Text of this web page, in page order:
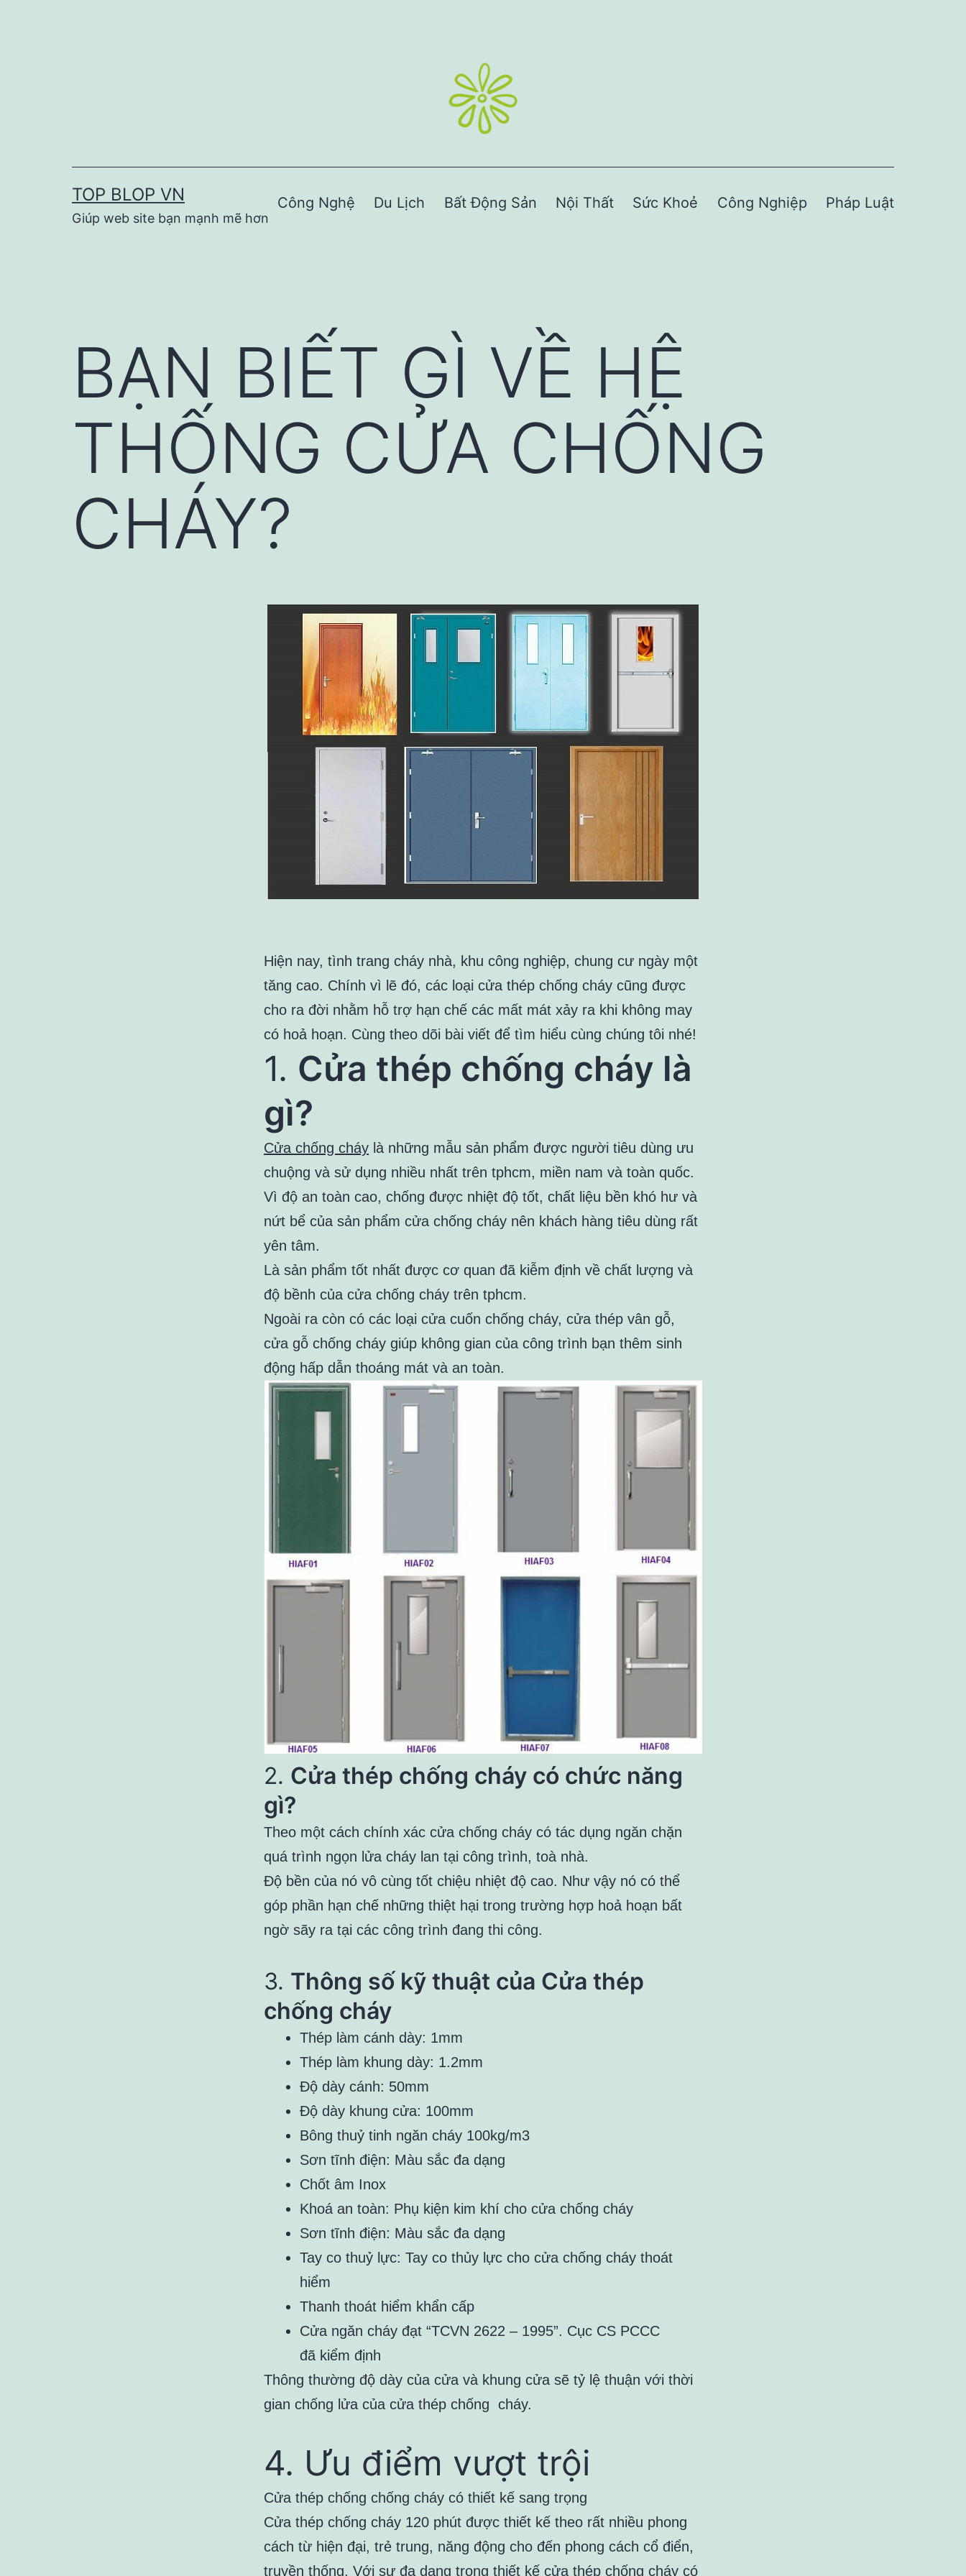
TOP BLOP VN
Giúp web site bạn mạnh mẽ hơn
Công Nghệ Du Lịch Bất Động Sản Nội Thất Sức Khoẻ Công Nghiệp Pháp Luật
BẠN BIẾT GÌ VỀ HỆ
THỐNG CỬA CHỐNG
CHÁY?
Hiện nay, tình trang cháy nhà, khu công nghiệp, chung cư ngày một
tăng cao. Chính vì lẽ đó, các loại cửa thép chống cháy cũng được
cho ra đời nhằm hỗ trợ hạn chế các mất mát xảy ra khi không may
có hoả hoạn. Cùng theo dõi bài viết để tìm hiểu cùng chúng tôi nhé!
1. Cửa thép chống cháy là
gì?
Cửa chống cháy là những mẫu sản phẩm được người tiêu dùng ưu
chuộng và sử dụng nhiều nhất trên tphcm, miền nam và toàn quốc.
Vì độ an toàn cao, chống được nhiệt độ tốt, chất liệu bền khó hư và
nứt bể của sản phẩm cửa chống cháy nên khách hàng tiêu dùng rất
yên tâm.
Là sản phẩm tốt nhất được cơ quan đã kiễm định về chất lượng và
độ bềnh của cửa chống cháy trên tphcm.
Ngoài ra còn có các loại cửa cuốn chống cháy, cửa thép vân gỗ,
cửa gỗ chống cháy giúp không gian của công trình bạn thêm sinh
động hấp dẫn thoáng mát và an toàn.
2. Cửa thép chống cháy có chức năng
gì?
Theo một cách chính xác cửa chống cháy có tác dụng ngăn chặn
quá trình ngọn lửa cháy lan tại công trình, toà nhà.
Độ bền của nó vô cùng tốt chiệu nhiệt độ cao. Như vậy nó có thể
góp phần hạn chế những thiệt hại trong trường hợp hoả hoạn bất
ngờ sãy ra tại các công trình đang thi công.
3. Thông số kỹ thuật của Cửa thép
chống cháy
Thép làm cánh dày: 1mm
Thép làm khung dày: 1.2mm
Độ dày cánh: 50mm
Độ dày khung cửa: 100mm
Bông thuỷ tinh ngăn cháy 100kg/m3
Sơn tĩnh điện: Màu sắc đa dạng
Chốt âm Inox
Khoá an toàn: Phụ kiện kim khí cho cửa chống cháy
Sơn tĩnh điện: Màu sắc đa dạng
Tay co thuỷ lực: Tay co thủy lực cho cửa chống cháy thoát
hiểm
Thanh thoát hiểm khẩn cấp
Cửa ngăn cháy đạt “TCVN 2622 – 1995”. Cục CS PCCC
đã kiểm định
Thông thường độ dày của cửa và khung cửa sẽ tỷ lệ thuận với thời
gian chống lửa của cửa thép chống cháy.
4. Ưu điểm vượt trội
Cửa thép chống chống cháy có thiết kế sang trọng
Cửa thép chống cháy 120 phút được thiết kế theo rất nhiều phong
cách từ hiện đại, trẻ trung, năng động cho đến phong cách cổ điển,
truyền thống. Với sự đa dạng trong thiết kế cửa thép chống cháy có